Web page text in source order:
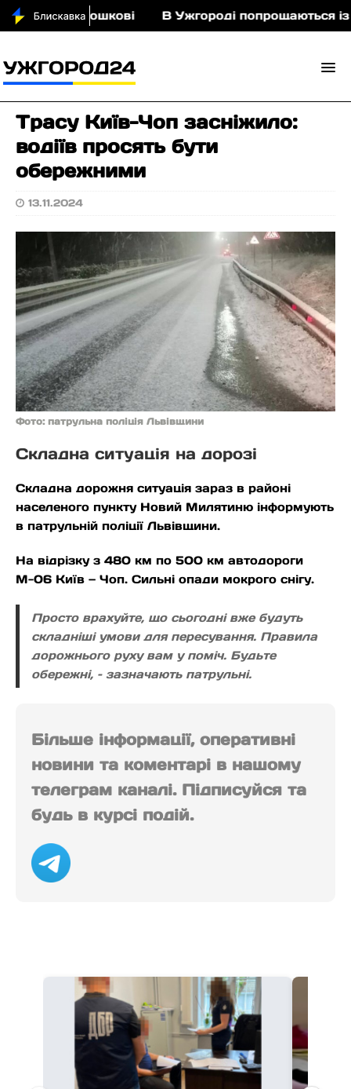
у Порошкові В Ужгороді попрощаються
Трасу Київ-Чоп засніжило:
водіїв просять бути
обережними
13.11.2024
Фото: патрульна поліція Львівщини
Складна ситуація на дорозі
Складна дорожня ситуація зараз в районі
населеного пункту Новий Милятиню інформують
в патрульній поліції Львівщини.
На відрізку з 480 км по 500 км автодороги
М-06 Київ — Чоп. Сильні опади мокрого снігу.
Просто врахуйте, що сьогодні вже будуть
складніші умови для пересування. Правила
дорожнього руху вам у поміч. Будьте
обережні, – зазначають патрульні.
Більше інформації, оперативні
новини та коментарі в нашому
телеграм каналі. Підписуйся та
будь в курсі подій.